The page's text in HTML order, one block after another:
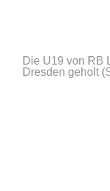
Die U19 von RB
Dresden geholt